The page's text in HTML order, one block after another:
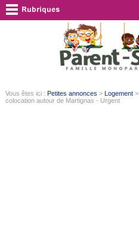
Vous êtes ici : Petites annonces > Logement>
colocation autour de Martignas - Urgent